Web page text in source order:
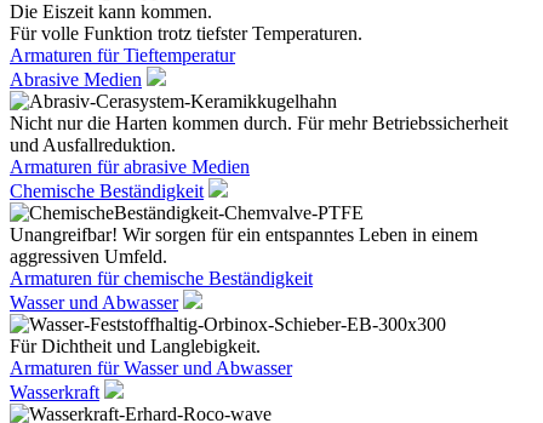
Die Eiszeit kann kommen.
Für volle Funktion trotz tiefster Temperaturen.
Armaturen für Tieftemperatur
Abrasive Medien
Nicht nur die Harten kommen durch. Für mehr Betriebssicherheit
und Ausfallreduktion.
Armaturen für abrasive Medien
Chemische Beständigkeit
Unangreifbar! Wir sorgen für ein entspanntes Leben in einem
aggressiven Umfeld.
Armaturen für chemische Beständigkeit
Wasser und Abwasser
Für Dichtheit und Langlebigkeit.
Armaturen für Wasser und Abwasser
Wasserkraft